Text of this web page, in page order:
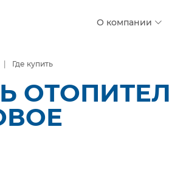
О компании
Где купить